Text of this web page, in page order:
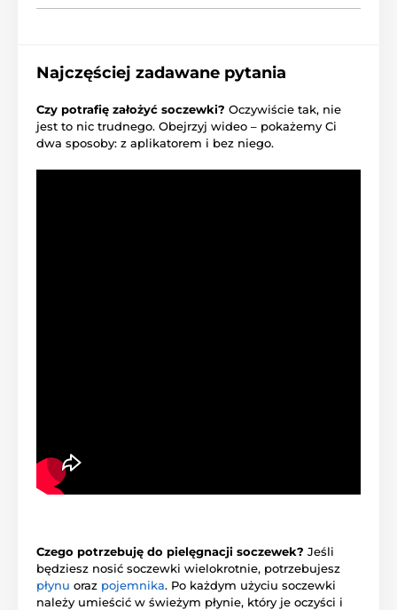
Najczęściej zadawane pytania
Czy potrafię założyć soczewki? Oczywiście tak, nie
jest to nic trudnego. Obejrzyj wideo – pokażemy Ci
dwa sposoby: z aplikatorem i bez niego.
Czego potrzebuję do pielęgnacji soczewek? Jeśli
będziesz nosić soczewki wielokrotnie, potrzebujesz
płynu oraz pojemnika. Po każdym użyciu soczewki
należy umieścić w świeżym płynie, który je oczyści i